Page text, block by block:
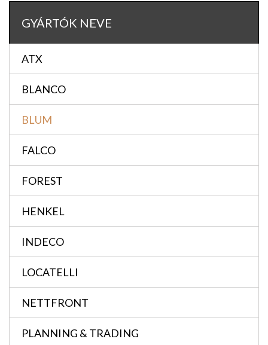
GYÁRTÓK NEVE
ATX
BLANCO
BLUM
FALCO
FOREST
HENKEL
INDECO
LOCATELLI
NETTFRONT
PLANNING & TRADING